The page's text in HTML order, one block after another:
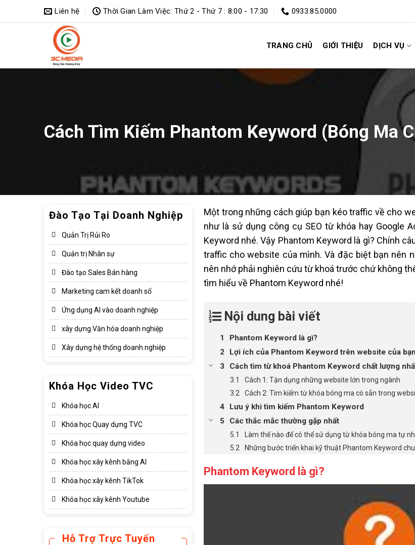
qua
Liên hệ Thời Gian Làm Việc: Thứ 2 - Thứ 7 : 8:00 - 17:30 0933.85.0000
TRANG CHỦ GIỚI THIỆU DỊCH VỤ
Cách Tìm Kiếm Phantom Keyword (Bóng Ma
Đào Tạo Tại Doanh Nghiệp
Quản Trị Rủi Ro
Quản trị Nhân sự
Đào tạo Sales Bán hàng
Marketing cam kết doanh số
Ứng dụng AI vào doanh nghiệp
xây dựng Văn hóa doanh nghiệp​
Xây dựng hệ thống doanh nghiệp​
Khóa Học Video TVC
Khóa học AI
Khóa học Quay dựng TVC
Khóa học quay dựng video
Khóa học xây kênh bằng AI
Khóa học xây kênh TikTok
Khóa học xây kênh Youtube
Hỗ Trợ Trực Tuyến
Một trong những cách giúp bạn kéo traffic về cho
như là sử dụng công cụ SEO từ khóa hay Google
Keyword nhé. Vậy Phantom Keyword là gì? Chính
traffic cho website của mình. Và đặc biệt bạn nên
nên nhớ phải nghiên cứu từ khoá trước chứ không
tìm hiểu về Phantom Keyword nhé!
Nội dung bài viết
Phantom Keyword là gì?
Lợi ích của Phantom Keyword trên website của
Cách tìm từ khoá Phantom Keyword chất lượng
Cách 1: Tận dụng những website lớn trong ngành
Cách 2: Tìm kiếm từ khóa bóng ma có sẵn trong
Lưu ý khi tìm kiếm Phantom Keyword
Các thắc mắc thường gặp nhất
Làm thế nào để có thể sử dụng từ khóa bóng ma tự
Những bước triển khai kỹ thuật Phantom Keyword
Phantom Keyword là gì?